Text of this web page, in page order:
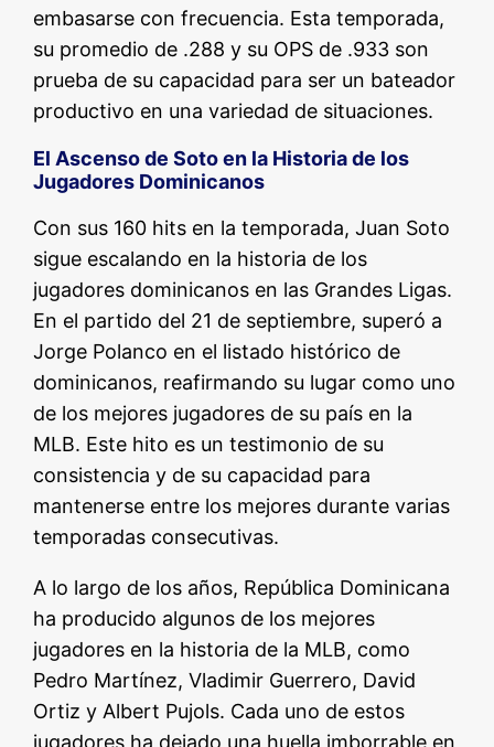
embasarse con frecuencia. Esta temporada,
su promedio de .288 y su OPS de .933 son
prueba de su capacidad para ser un bateador
productivo en una variedad de situaciones.
El Ascenso de Soto en la Historia de los
Jugadores Dominicanos
Con sus 160 hits en la temporada, Juan Soto
sigue escalando en la historia de los
jugadores dominicanos en las Grandes Ligas.
En el partido del 21 de septiembre, superó a
Jorge Polanco en el listado histórico de
dominicanos, reafirmando su lugar como uno
de los mejores jugadores de su país en la
MLB. Este hito es un testimonio de su
consistencia y de su capacidad para
mantenerse entre los mejores durante varias
temporadas consecutivas.
A lo largo de los años, República Dominicana
ha producido algunos de los mejores
jugadores en la historia de la MLB, como
Pedro Martínez, Vladimir Guerrero, David
Ortiz y Albert Pujols. Cada uno de estos
jugadores ha dejado una huella imborrable en